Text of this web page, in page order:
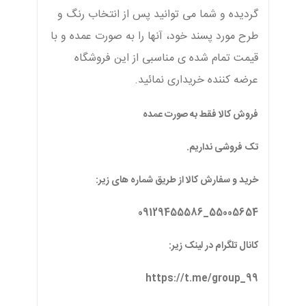
گردیده و شما می توانید پس از انتخاب رنگ و
طرح مورد پسند خود، آنها را به صورت عمده و با
قیمت تمام شده ی مناسبی از این فروشگاه
عرضه کننده خریداری نمائید.
فروش کالا فقط به صورت عمده
تک فروشی نداریم.
خرید و سفارش کالا از طریق شماره های زیر:
55005654_09129455586
کانال تلگرام در لینک زیر:
https://t.me/group_99